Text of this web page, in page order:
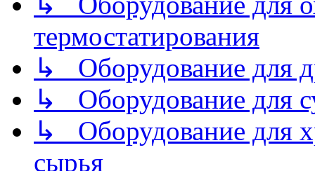
термостатирования
↳ Оборудование для
↳ Оборудование для
↳ Оборудование для
сырья